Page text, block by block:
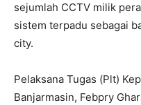
sejumlah CCTV milik
sistem terpadu sebagai
city.
Pelaksana Tugas (Plt)
Banjarmasin, Febpry